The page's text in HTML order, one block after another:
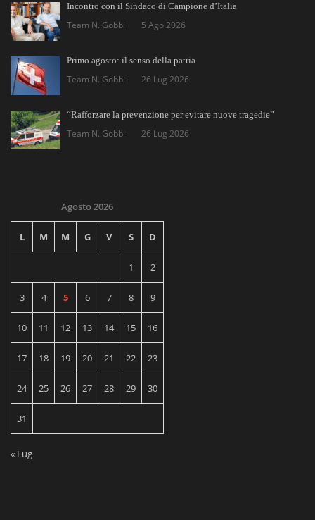
Incontro con il Sindaco di Campione d’Italia
Team N. Gobbi 5 Ago 2026
Primo agosto: il senso della patria
Team N. Gobbi 26 Lug 2026
“Rafforzare la prevenzione per evitare nuove tragedie”
Team N. Gobbi 26 Lug 2026
Agosto 2026
L M M G V S D
1 2
3 4 5 6 7 8 9
10 11 12 13 14 15 16
17 18 19 20 21 22 23
24 25 26 27 28 29 30
31
« Lug